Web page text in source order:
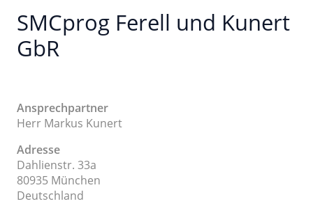
SMCprog Ferell und Kunert
GbR
Ansprechpartner
Herr Markus Kunert
Adresse
Dahlienstr. 33a
80935 München
Deutschland